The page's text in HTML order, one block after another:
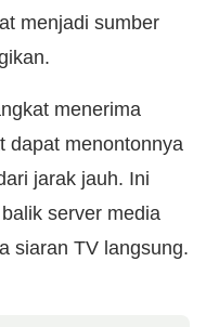
menjadi sumber
menerima
dapat menontonnya
jarak jauh. Ini
server media
siaran TV langsung.